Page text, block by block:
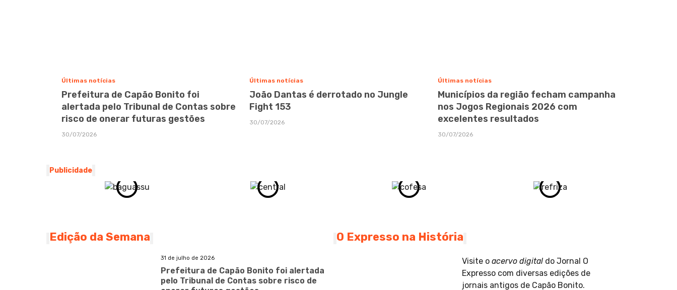
Últimas notícias
Prefeitura de Capão Bonito foi
alertada pelo Tribunal de Contas sobre
risco de onerar futuras gestões
30/07/2026
Últimas notícias
João Dantas é derrotado no Jungle
Fight 153
30/07/2026
Últimas notícias
Municípios da região fecham campanha
nos Jogos Regionais 2026 com
excelentes resultados
30/07/2026
Publicidade
Edição da Semana
31 de julho de 2026
Prefeitura de Capão Bonito foi alertada
pelo Tribunal de Contas sobre risco de
O Expresso na História
Visite o acervo digital do Jornal O
Expresso com diversas edições de
jornais antigos de Capão Bonito.